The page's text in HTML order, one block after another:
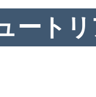
ート